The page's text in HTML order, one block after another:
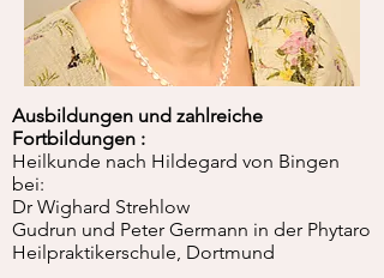
Ausbildungen und zahlreiche
Fortbildungen :
Heilkunde nach Hildegard von Bingen
bei:
Dr Wighard Strehlow
Gudrun und Peter Germann in der Phytaro
Heilpraktikerschule, Dortmund